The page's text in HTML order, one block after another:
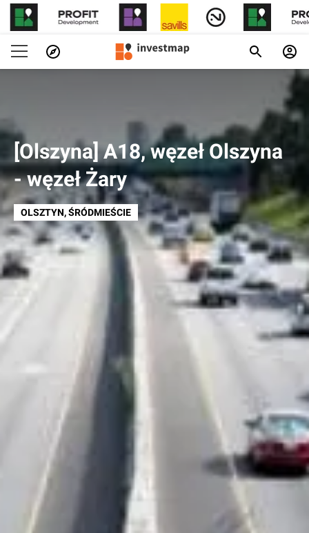
[Olszyna] A18, węzeł Olszyna
- węzeł Żary
OLSZTYN, ŚRÓDMIEŚCIE